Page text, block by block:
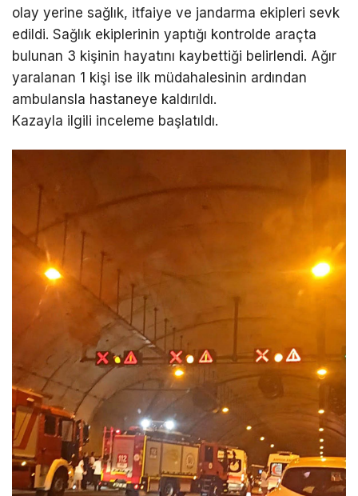
olay yerine sağlık, itfaiye ve jandarma ekipleri sevk
edildi. Sağlık ekiplerinin yaptığı kontrolde araçta
bulunan 3 kişinin hayatını kaybettiği belirlendi. Ağır
yaralanan 1 kişi ise ilk müdahalesinin ardından
ambulansla hastaneye kaldırıldı.
Kazayla ilgili inceleme başlatıldı.